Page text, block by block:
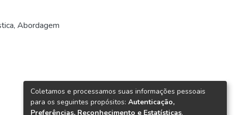
, Abordagem
Coletamos e processamos suas informações pessoais
para os seguintes propósitos: Autenticação,
Preferências, Reconhecimento e Estatísticas.